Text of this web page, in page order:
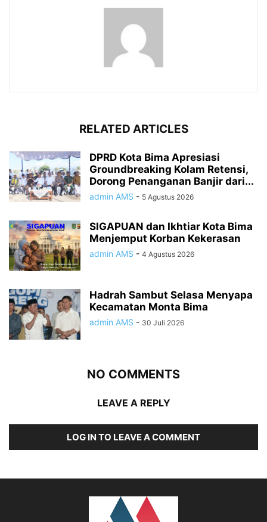
RELATED ARTICLES
DPRD Kota Bima Apresiasi
Groundbreaking Kolam Retensi,
Dorong Penanganan Banjir dari...
admin AMS - 5 Agustus 2026
SIGAPUAN dan Ikhtiar Kota Bima
Menjemput Korban Kekerasan
admin AMS - 4 Agustus 2026
Hadrah Sambut Selasa Menyapa
Kecamatan Monta Bima
admin AMS - 30 Juli 2026
NO COMMENTS
LEAVE A REPLY
LOG IN TO LEAVE A COMMENT